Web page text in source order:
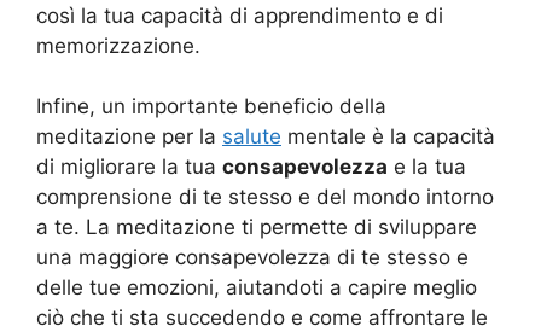
così la tua capacità di apprendimento e di
memorizzazione.
Infine, un importante beneficio della
meditazione per la salute mentale è la capacità
di migliorare la tua consapevolezza e la tua
comprensione di te stesso e del mondo intorno
a te. La meditazione ti permette di sviluppare
una maggiore consapevolezza di te stesso e
delle tue emozioni, aiutandoti a capire meglio
ciò che ti sta succedendo e come affrontare le